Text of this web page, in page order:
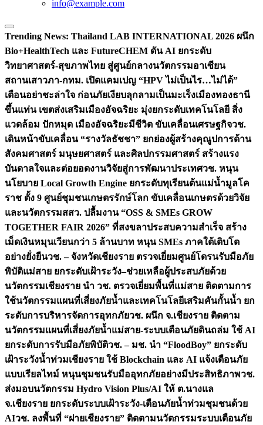
info@example.com
Trending News: Thailand LAB INTERNATIONAL 2026 ผนึก
Bio+HealthTech และ FutureCHEM ดัน AI ยกระดับ
วิทยาศาสตร์-สุขภาพไทย สู่ศูนย์กลางนวัตกรรมอาเซียน
สถานเสาวภา-กทม. เปิดแคมเปญ “HPV ไม่เป็นไร…ไม่ได้”
เตือนอย่าชะล่าใจ ก่อนภัยเงียบลุกลามเป็นมะเร็งเมืองทองธานี
ขึ้นแท่น เขตส่งเสริมเมืองอัจฉริยะ มุ่งยกระดับเทคโนโลยี สิ่ง
แวดล้อม ปักหมุด เมืองอัจฉริยะมีชีวิต ขับเคลื่อนเศรษฐกิจวช.
เดินหน้าขับเคลื่อน “รางวัลธัชชา” ยกย่องผู้สร้างคุณูปการด้าน
สังคมศาสตร์ มนุษยศาสตร์ และศิลปกรรมศาสตร์ สร้างแรง
บันดาลใจและต่อยอดงานวิจัยสู่การพัฒนาประเทศวช. หนุน
นโยบาย Local Growth Engine ยกระดับทุเรียนต้นแม่น้ำมูลโค
ราช ตั้ง 9 ศูนย์ชุมชนเกษตรรักษ์โลก ขับเคลื่อนเกษตรด้วยวิจัย
และนวัตกรรมสสว. ปลื้มงาน “OSS & SMEs GROW
TOGETHER FAIR 2026” ที่สงขลาประสบความสำเร็จ สร้าง
เม็ดเงินหมุนเวียนกว่า 5 ล้านบาท หนุน SMEs ภาคใต้เติบโต
อย่างยั่งยืนวช. – จังหวัดเชียงราย ตรวจเยี่ยมศูนย์โดรนรับมือภัย
พิบัติแม่สาย ยกระดับเฝ้าระวัง–ช่วยเหลือผู้ประสบภัยด้วย
นวัตกรรมเชียงราย นำ วช. ตรวจเยี่ยมพื้นที่แม่สาย ติดตามการ
ใช้นวัตกรรมแผนที่เสี่ยงภัยน้ำและเทคโนโลยีเสริมคันกั้นน้ำ ยก
ระดับการบริหารจัดการอุทกภัยวช. ผนึก จ.เชียงราย ติดตาม
นวัตกรรมแผนที่เสี่ยงภัยน้ำแม่สาย-ระบบเตือนภัยดินถล่ม ใช้ AI
ยกระดับการรับมือภัยพิบัติวช. – มช. นำ “FloodBoy” ยกระดับ
เฝ้าระวังน้ำท่วมเชียงราย ใช้ Blockchain และ AI แจ้งเตือนภัย
แบบเรียลไทม์ หนุนชุมชนรับมืออุทกภัยอย่างมีประสิทธิภาพวช.
ส่งมอบนวัตกรรม Hydro Vision Plus/AI ให้ ต.นางแล
จ.เชียงราย ยกระดับระบบเฝ้าระวัง-เตือนภัยน้ำท่วมชุมชนด้วย
AIวช. ลงพื้นที่ “ฝายเชียงราย” ติดตามนวัตกรรมระบบเตือนภัย